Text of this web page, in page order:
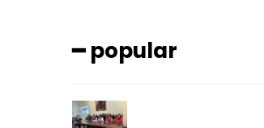
━ popular